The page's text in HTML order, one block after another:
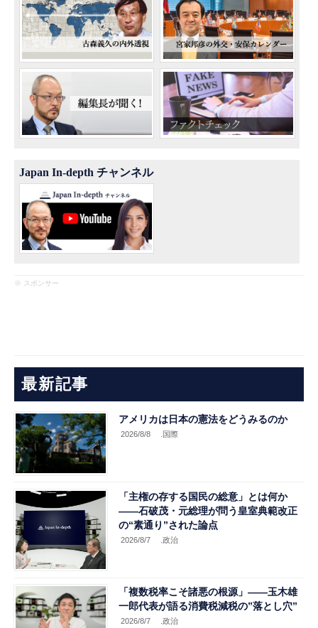
Japan In-depth チャンネル
※ スポンサー
最新記事
アメリカは日本の憲法をどうみるのか
2026/8/8 .国際
「主権の存する国民の総意」とは何か
――石破茂・元総理が問う皇室典範改正
の“素通り”された論点
2026/8/7 .政治
「複数税率こそ諸悪の根源」――玉木雄
一郎代表が語る消費税減税の”落とし穴”
2026/8/7 .政治